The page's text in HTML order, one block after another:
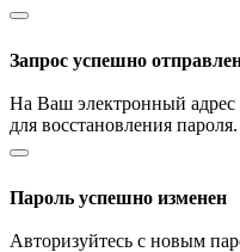
Запрос успешно
На Ваш электронный адрес
для восстановления пароля.
Пароль успешно изменен
Авторизуйтесь с новым